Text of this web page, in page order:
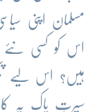
مسلمان اپنی
اس کو کسی نئے
ہیں؟ اس لیے
سیرتِ پاک پہ